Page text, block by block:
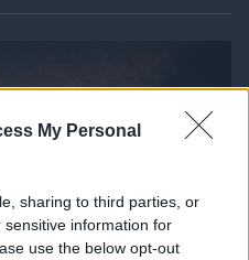
My Personal
sharing to third parties, or
information for
use the below opt-out